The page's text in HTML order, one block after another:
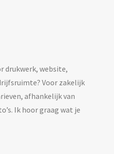
drukwerk, website,
Voor zakelijk
afhankelijk van
Ik hoor graag wat je